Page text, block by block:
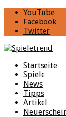
YouTube
Facebook
Twitter
Startseite
Spiele
News
Tipps
Artikel